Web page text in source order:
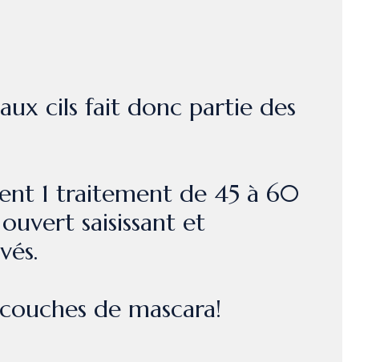
cils fait donc partie des
1 traitement de 45 à 60
saisissant et
de mascara!